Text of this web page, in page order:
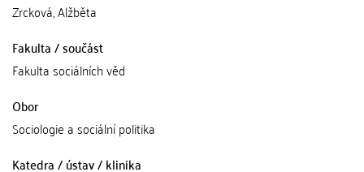
Zrcková, Alžběta
Fakulta / součást
Fakulta sociálních věd
Obor
Sociologie a sociální politika
Katedra / ústav / klinika